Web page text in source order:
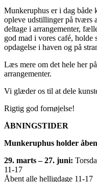
Munkeruphus er i dag både
opleve udstillinger på tværs
deltage i arrangementer,
god mad i vores café, holde
opdagelse i haven og på
Læs mere om det hele her
arrangementer.
Vi glæder os til at dele
Rigtig god fornøjelse!
ÅBNINGSTIDER
Munkeruphus holder
29. marts – 27. juni:
11-17
Åbent alle helligdage 11-17